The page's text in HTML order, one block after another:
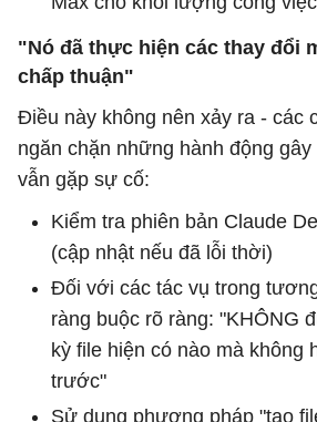
"Nó đã thực hiện các thay đổi
chấp thuận"
Điều này không nên xảy ra - các
ngăn chặn những hành động
vẫn gặp sự cố:
Kiểm tra phiên bản Claude
(cập nhật nếu đã lỗi thời)
Đối với các tác vụ trong
ràng buộc rõ ràng: "KHÔNG
kỳ file hiện có nào mà không
trước"
Sử dụng phương pháp "tạo